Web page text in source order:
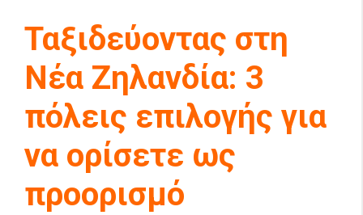
Ταξιδεύοντας στη
Νέα Ζηλανδία: 3
πόλεις επιλογής για
να ορίσετε ως
προορισμό